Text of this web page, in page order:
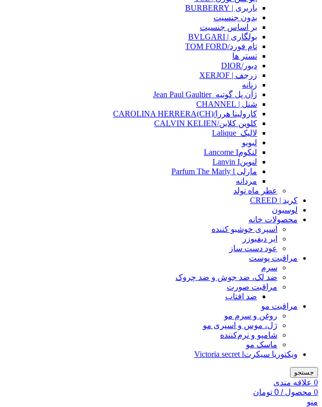
باربری | BURBERRY
بدون جنسیت
بر اساس جنسیت
بولگاری | BVLGARI
تام فورد/TOM FORD
تستر ها
دیور/DIOR
زرجف | XERJOF
زنانه
ژآن پل گوتیه_Jean Paul Gaultier
شنل | CHANNEL
کارولینا هررا/(CH)CAROLINA HERRERA
کلوین کلاین/CALVIN KELIEN
لالیک_Lalique
لبوبو
لنکومLancome I
لنوینLanvin I
مارلی Parfum The Marly l
مردانه
عطر ماه تولد
کرید | CREED
لوسیون
محصولات خانه
اسپری خوشبو کننده
ایر دیفیوزر
عود دست ساز
مراقبت پوست
سرم
ضد لک، ضد جوش و ضد چروک
مراقبت صورت
ضد افتاب
مراقبت مو
روغن و سرم مو
ژل، موس و اسپری مو
شامپو و نرم‌کننده
ماسک مو
ویکتوریا سیکرتVictoria secret l
جستجو
0 علاقه مندی
0 محصول /
0 تومان
منو